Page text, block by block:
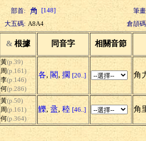
部首: [148]
筆
大五碼: A8A4 倉頡
& 根據 同音字 相關音節
黃(p.39)
周(p.161)
李(p.146)
何(p.286)
各, 閣, 擱 [20..] 角
黃(p.50)
周(p.161)
何(p.364)
觻, 盝, 稑 [46..] 角